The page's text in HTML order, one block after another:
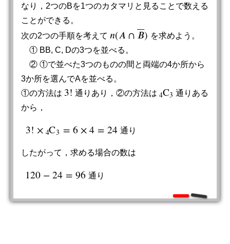
なり，2つのBを1つのカタマリと見ることで数える
ことができる。
次の2つの手順を考えて 𝑛(𝐴 ∩ 𝐵
⎯ ⎯
⎯⎯)
n(A∩B ¯)
を求めよう。
① BB, C, Dの3つを並べる。
② ①で並べた3つのものの間と両端の4か所から
3か所を選んでAを並べる。
①の方法は 3!
3! 通りあり，②の方法は 4C3
4C3 通りある
から，
3! × 4C3 = 6 ×4 = 24 通 り
3 !×4C 3= 6×4=24 通り
したがって，求める場合の数は
120 −24 = 96 通 り
120− 24= 96 通 り